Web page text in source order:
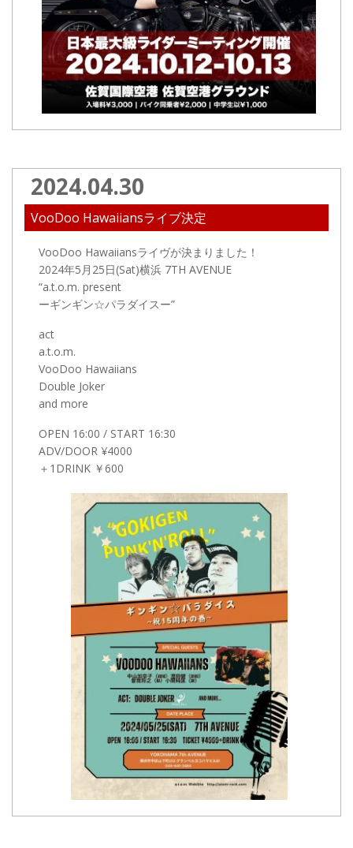
2024.04.30
VooDoo Hawaiiansライブ決定
VooDoo Hawaiiansライヴが決まりました！
2024年5月25日(Sat)横浜 7TH AVENUE
“a.t.o.m. present
ーギンギン☆パラダイスー”
act
a.t.o.m.
VooDoo Hawaiians
Double Joker
and more
OPEN 16:00 / START 16:30
ADV/DOOR ¥4000
＋1DRINK ￥600